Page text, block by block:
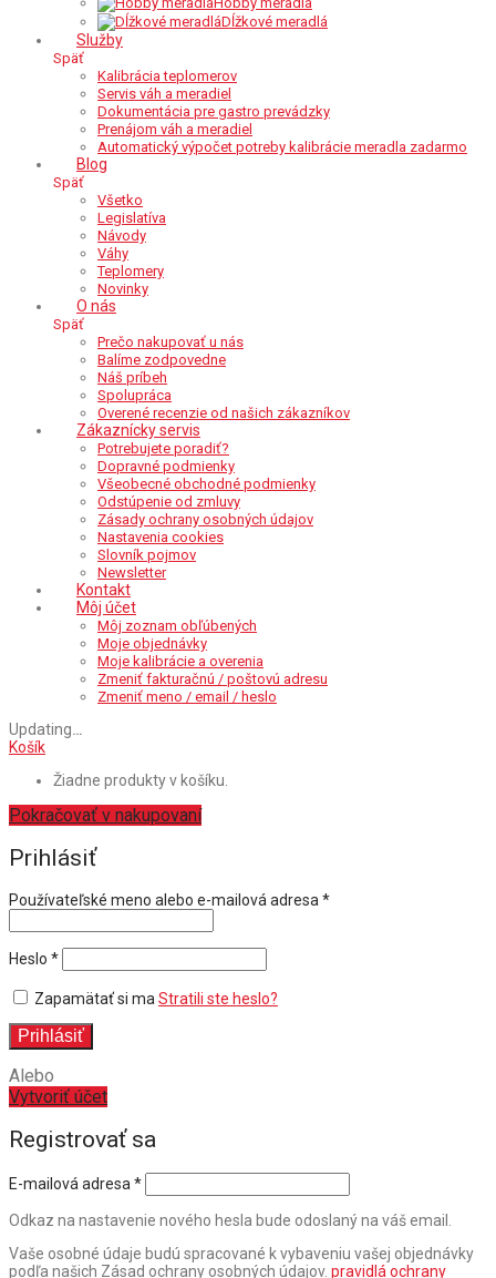
Dĺžkové meradlá
Služby
Späť
Kalibrácia teplomerov
Servis váh a meradiel
Dokumentácia pre gastro prevádzky
Prenájom váh a meradiel
Automatický výpočet potreby kalibrácie meradla zadarmo
Blog
Späť
Všetko
Legislatíva
Návody
Váhy
Teplomery
Novinky
O nás
Späť
Prečo nakupovať u nás
Balíme zodpovedne
Náš príbeh
Spolupráca
Overené recenzie od našich zákazníkov
Zákaznícky servis
Potrebujete poradiť?
Dopravné podmienky
Všeobecné obchodné podmienky
Odstúpenie od zmluvy
Zásady ochrany osobných údajov
Nastavenia cookies
Slovník pojmov
Newsletter
Kontakt
Môj účet
Môj zoznam obľúbených
Moje objednávky
Moje kalibrácie a overenia
Zmeniť fakturačnú / poštovú adresu
Zmeniť meno / email / heslo
Updating…
Košík
Žiadne produkty v košíku.
Pokračovať v nakupovaní
Prihlásiť
Používateľské meno alebo e-mailová adresa *Povinné
Heslo *Povinné
Zapamätať si ma Stratili ste heslo?
Prihlásiť
Alebo
Vytvoriť účet
Registrovať sa
E-mailová adresa *
Odkaz na nastavenie nového hesla bude odoslaný na váš email.
Vaše osobné údaje budú spracované k vybaveniu vašej objednávky
podľa našich Zásad ochrany osobných údajov. pravidlá ochrany